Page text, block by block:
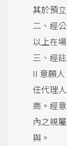
其於預
二、經
以上在
三、經
II 意願
任代理
商。經
內之親
與。